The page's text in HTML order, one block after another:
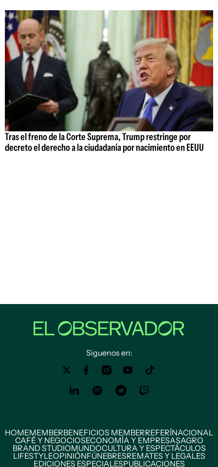
Tras el freno de la Corte Suprema, Trump restringe por
decreto el derecho a la ciudadanía por nacimiento en EEUU
Siguenos en:
HOMEMEMBERBENEFICIOS MEMBERREFERÍNACIONAL
CAFÉ Y NEGOCIOSECONOMÍA Y EMPRESASAGRO
BRAND STUDIOMUNDOCULTURA Y ESPECTÁCULOS
LIFESTYLEOPINIÓNFÚNEBRESREMATES Y LEGALES
EDICIONES ESPECIALESPUBLICACIONES